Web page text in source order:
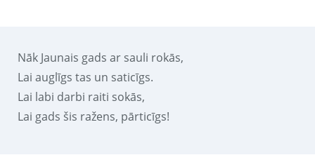
Nāk Jaunais gads ar sauli rokās,
Lai auglīgs tas un saticīgs.
Lai labi darbi raiti sokās,
Lai gads šis ražens, pārticīgs!